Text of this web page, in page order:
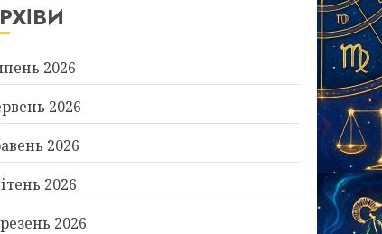
2026
2026
2026
2026
2026